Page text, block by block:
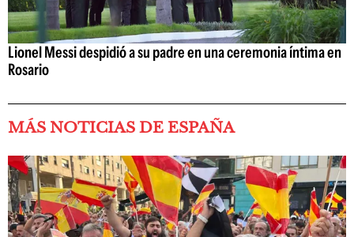
Lionel Messi despidió a su padre en una ceremonia íntima en
Rosario
MÁS NOTICIAS DE ESPAÑA